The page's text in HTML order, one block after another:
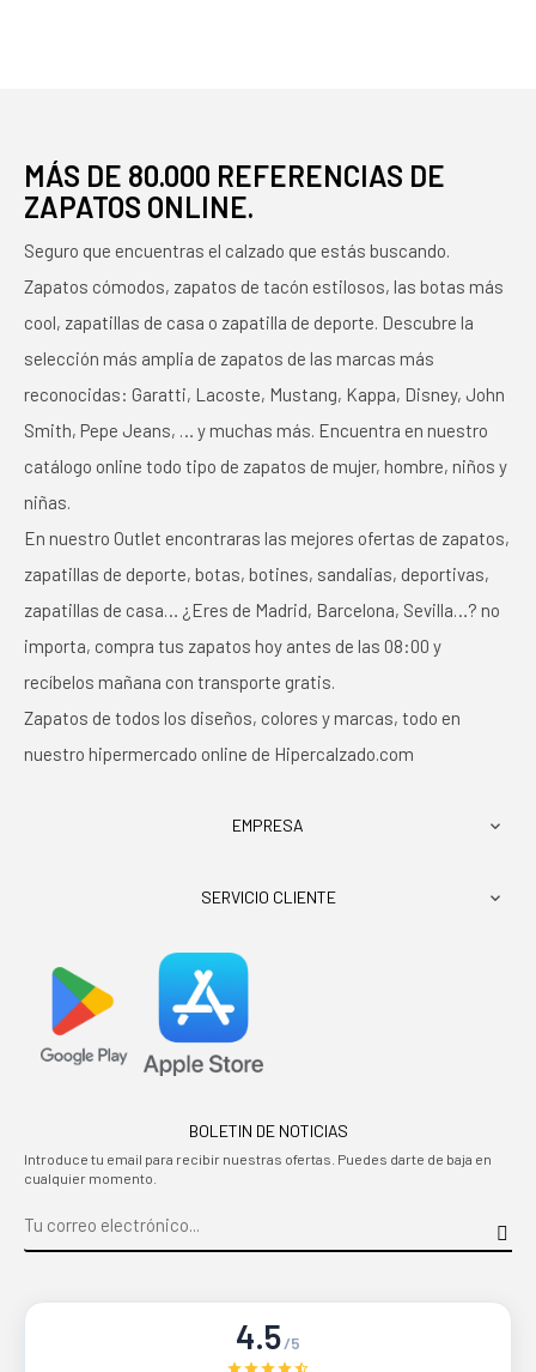
MÁS DE 80.000 REFERENCIAS DE
ZAPATOS ONLINE.
Seguro que encuentras el calzado que estás buscando.
Zapatos cómodos, zapatos de tacón estilosos, las botas más
cool, zapatillas de casa o zapatilla de deporte. Descubre la
selección más amplia de zapatos de las marcas más
reconocidas: Garatti, Lacoste, Mustang, Kappa, Disney, John
Smith, Pepe Jeans, … y muchas más. Encuentra en nuestro
catálogo online todo tipo de zapatos de mujer, hombre, niños y
niñas.
En nuestro Outlet encontraras las mejores ofertas de zapatos,
zapatillas de deporte, botas, botines, sandalias, deportivas,
zapatillas de casa… ¿Eres de Madrid, Barcelona, Sevilla…? no
importa, compra tus zapatos hoy antes de las 08:00 y
recíbelos mañana con transporte gratis.
Zapatos de todos los diseños, colores y marcas, todo en
nuestro hipermercado online de Hipercalzado.com
EMPRESA 
SERVICIO CLIENTE 
BOLETIN DE NOTICIAS
Introduce tu email para recibir nuestras ofertas. Puedes darte de baja en
cualquier momento.
4.5/5